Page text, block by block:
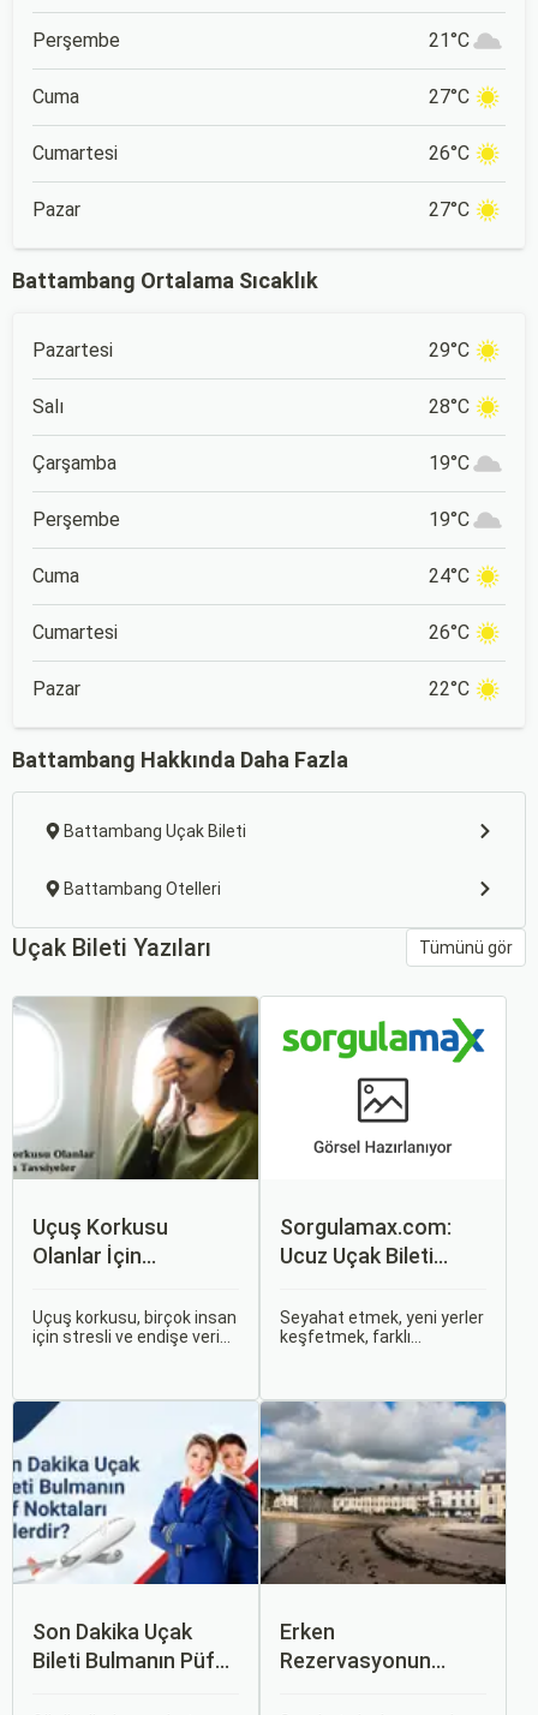
Perşembe 21°C
Cuma 27°C
Cumartesi 26°C
Pazar 27°C
Battambang Ortalama Sıcaklık
Pazartesi 29°C
Salı 28°C
Çarşamba 19°C
Perşembe 19°C
Cuma 24°C
Cumartesi 26°C
Pazar 22°C
Battambang Hakkında Daha Fazla
Battambang Uçak Bileti
Battambang Otelleri
Uçak Bileti Yazıları Tümünü gör
Uçuş Korkusu
Olanlar İçin
Uçuş korkusu, birçok insan
için stresli ve endişe verici
etmek zorunda olan kişiler
için büyük bir sorun teşkil
edebilir.
Sorgulamax.com:
Ucuz Uçak Bileti
Seyahat etmek, yeni yerler
keşfetmek, farklı
bir yoldur. Bu yolculukların
ilk adımı ise, genellikle bir
uçak bileti satın almaktır.
Son Dakika Uçak
Bileti Bulmanın Püf
Erken
Rezervasyonun